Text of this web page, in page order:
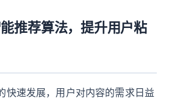
推荐算法，提升用户粘
快速发展，用户对内容的需求日益